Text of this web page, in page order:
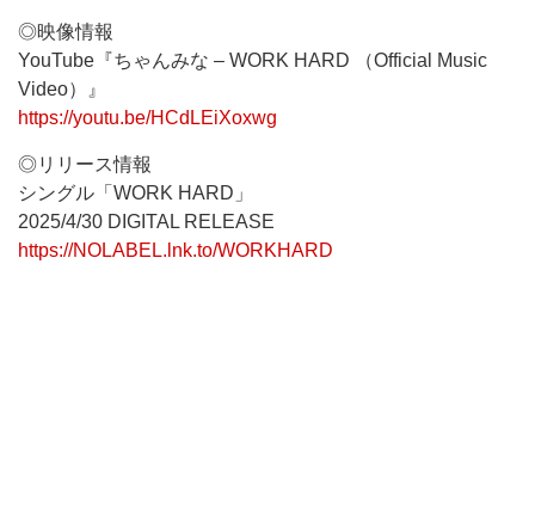
◎映像情報
YouTube『ちゃんみな – WORK HARD （Official Music
Video）』
https://youtu.be/HCdLEiXoxwg
◎リリース情報
シングル「WORK HARD」
2025/4/30 DIGITAL RELEASE
https://NOLABEL.lnk.to/WORKHARD